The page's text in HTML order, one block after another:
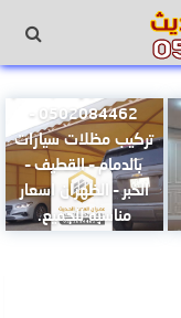
0502084462 –
تركيب مظلات سيارات
بالدمام – القطيف –
الخبر – الظهران اسعار
مناسبه للجميع.